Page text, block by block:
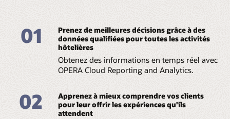
01
Prenez de meilleures décisions grâce à des
données qualifiées pour toutes les activités
hôtelières
Obtenez des informations en temps réel avec
OPERA Cloud Reporting and Analytics.
02
Apprenez à mieux comprendre vos clients
pour leur offrir les expériences qu'ils
attendent